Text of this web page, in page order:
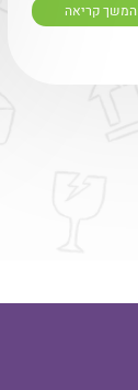
המשך קריאה